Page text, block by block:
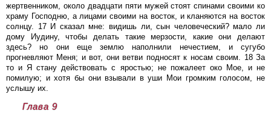
жертвенником, около двадцати пяти мужей стоят спинами своими ко
храму Господню, а лицами своими на восток, и кланяются на восток
солнцу. 17 И сказал мне: видишь ли, сын человеческий? мало ли
дому Иудину, чтобы делать такие мерзости, какие они делают
здесь? но они еще землю наполнили нечестием, и сугубо
прогневляют Меня; и вот, они ветви подносят к носам своим. 18 За
то и Я стану действовать с яростью; не пожалеет око Мое, и не
помилую; и хотя бы они взывали в уши Мои громким голосом, не
услышу их.
Глава 9